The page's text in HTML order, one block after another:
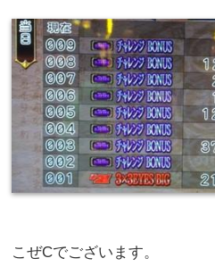
こぜCでございます。